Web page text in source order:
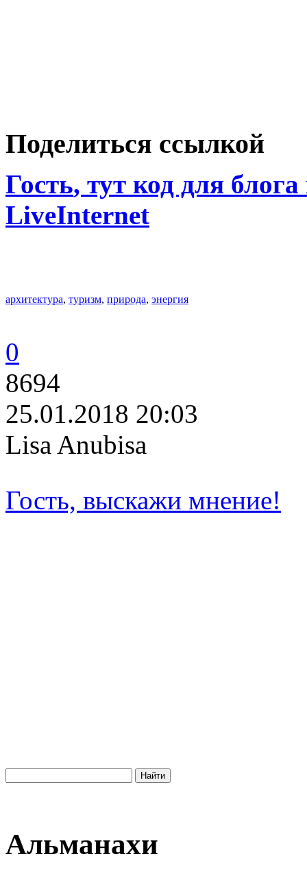
Поделиться ссылкой
Гость, тут код для
LiveInternet
архитектура, туризм, природа, энергия
0
8694
25.01.2018 20:03
Lisa Anubisa
Гость, выскажи мнение!
Альманахи